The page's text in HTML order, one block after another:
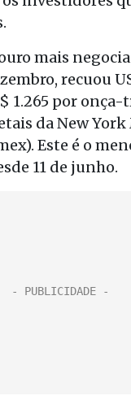
mais
recuou
1.265 por
da New
Este é o
11 de junho.